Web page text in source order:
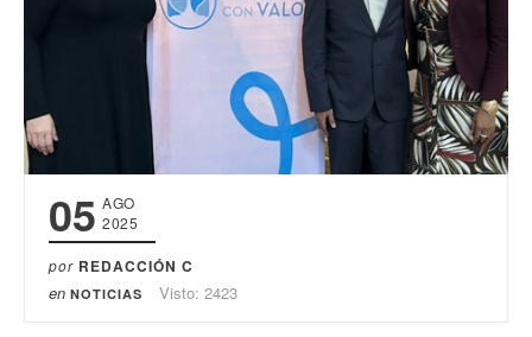
05 AGO
2025
por REDACCIÓN C
en NOTICIAS Visto: 2423